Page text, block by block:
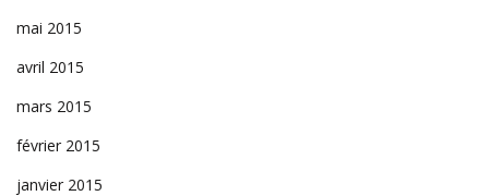
mai 2015
avril 2015
mars 2015
février 2015
janvier 2015